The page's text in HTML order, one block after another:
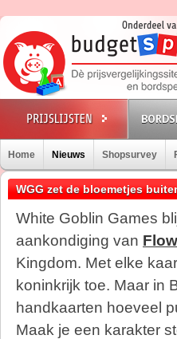
Home Nieuws Shopsurvey
WGG zet de bloemetjes
White Goblin Games
aankondiging van
Kingdom. Met elke
koninkrijk toe. Maar in
handkaarten hoeveel
Maak je een karakter